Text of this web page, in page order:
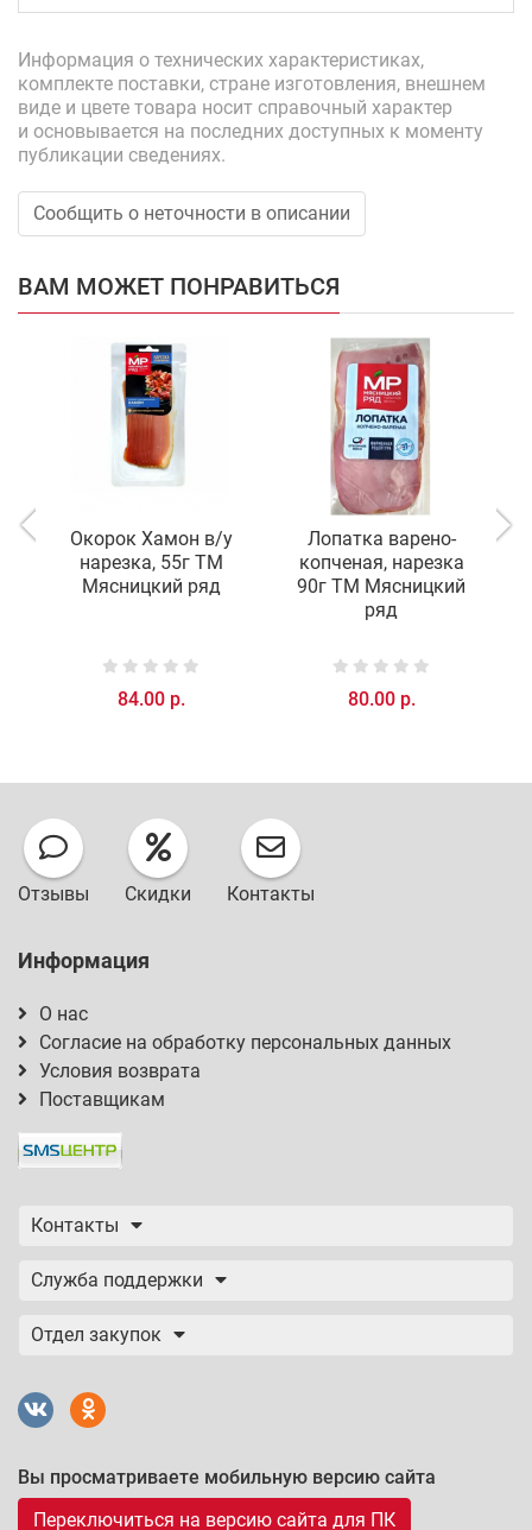
Информация о технических характеристиках,
комплекте поставки, стране изготовления, внешнем
виде и цвете товара носит справочный характер
и основывается на последних доступных к моменту
публикации сведениях.
Сообщить о неточности в описании
ВАМ МОЖЕТ ПОНРАВИТЬСЯ
Окорок Хамон в/у
нарезка, 55г ТМ
Мясницкий ряд
84.00 р.
Лопатка варено-
копченая, нарезка
90г ТМ Мясницкий
ряд
80.00 р.
Отзывы Скидки Контакты
Информация
О нас
Согласие на обработку персональных данных
Условия возврата
Поставщикам
Контакты
Служба поддержки
Отдел закупок
Вы просматриваете мобильную версию сайта
Переключиться на версию сайта для ПК